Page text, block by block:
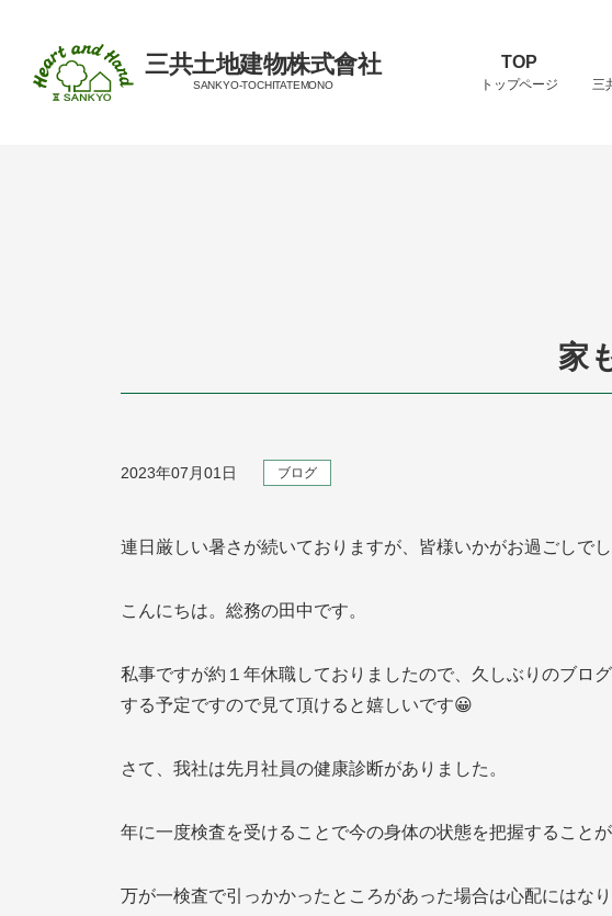
三共土地建物株式會社
SANKYO-TOCHITATEMONO
TOP
トップページ 三
お支払いについて
家
2023年07月01日 ブログ
連日厳しい暑さが続いておりますが、皆様いかがお過ごしでし
こんにちは。総務の田中です。
私事ですが約１年休職しておりましたので、久しぶりのブロ
する予定ですので見て頂けると嬉しいです😀
さて、我社は先月社員の健康診断がありました。
年に一度検査を受けることで今の身体の状態を把握すること
万が一検査で引っかかったところがあった場合は心配にはな